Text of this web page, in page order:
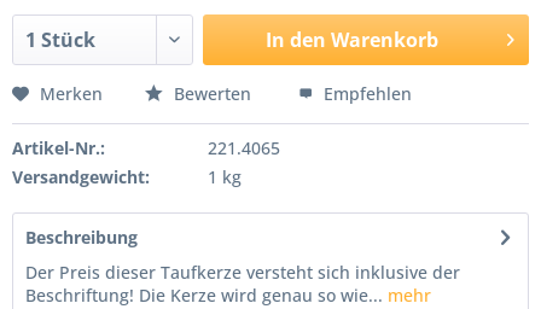
In den Warenkorb
Merken Bewerten Empfehlen
Artikel-Nr.:
221.4065
Versandgewicht:
1 kg
Beschreibung
Der Preis dieser Taufkerze versteht sich inklusive der
Beschriftung! Die Kerze wird genau so wie... mehr